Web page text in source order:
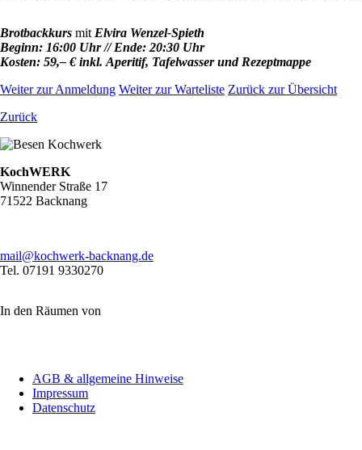
Brotbackkurs mit Elvira Wenzel-Spieth
Beginn: 16:00 Uhr // Ende: 20:30 Uhr
Kosten: 59,– € inkl. Aperitif, Tafelwasser und Rezeptmappe
Weiter zur Anmeldung Weiter zur Warteliste Zurück zur Übersicht
Zurück
KochWERK
Winnender Straße 17
71522 Backnang
mail@kochwerk-backnang.de
Tel. 07191 9330270
In den Räumen von
überspringenAGB & allgemeine Hinweise
Impressum
Datenschutz